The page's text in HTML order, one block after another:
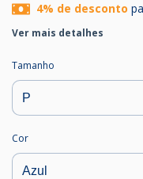
4% de desconto
Ver mais detalhes
Tamanho
Cor